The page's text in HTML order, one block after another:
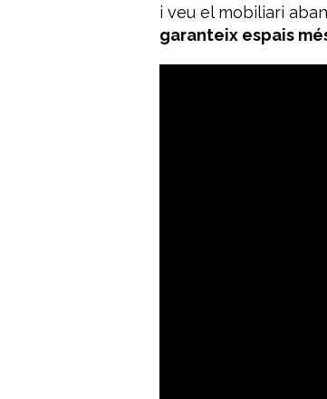
i veu el mobiliari
garanteix espais